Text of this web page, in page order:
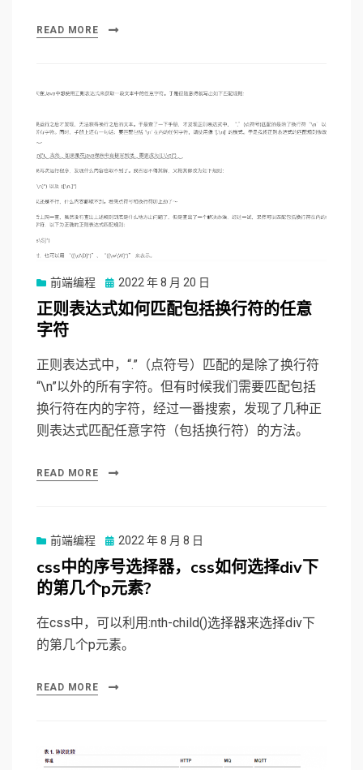
READ MORE
前端编程
Posted
on
2022 年 8 月 20 日
正则表达式如何匹配包括换行符的任意
字符
正则表达式中，“.”（点符号）匹配的是除了换行符
“\n”以外的所有字符。但有时候我们需要匹配包括
换行符在内的字符，经过一番搜索，发现了几种正
则表达式匹配任意字符（包括换行符）的方法。
READ MORE
前端编程
Posted
on
2022 年 8 月 8 日
css中的序号选择器，css如何选择div下
的第几个p元素?
在css中，可以利用:nth-child()选择器来选择div下
的第几个p元素。
READ MORE